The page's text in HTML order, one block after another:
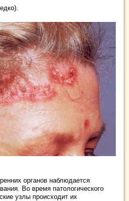
органов наблюдается
Во время патологического
узлы происходит их